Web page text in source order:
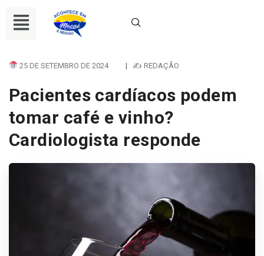
25 DE SETEMBRO DE 2024 | ✍ REDAÇÃO
Pacientes cardíacos podem
tomar café e vinho?
Cardiologista responde